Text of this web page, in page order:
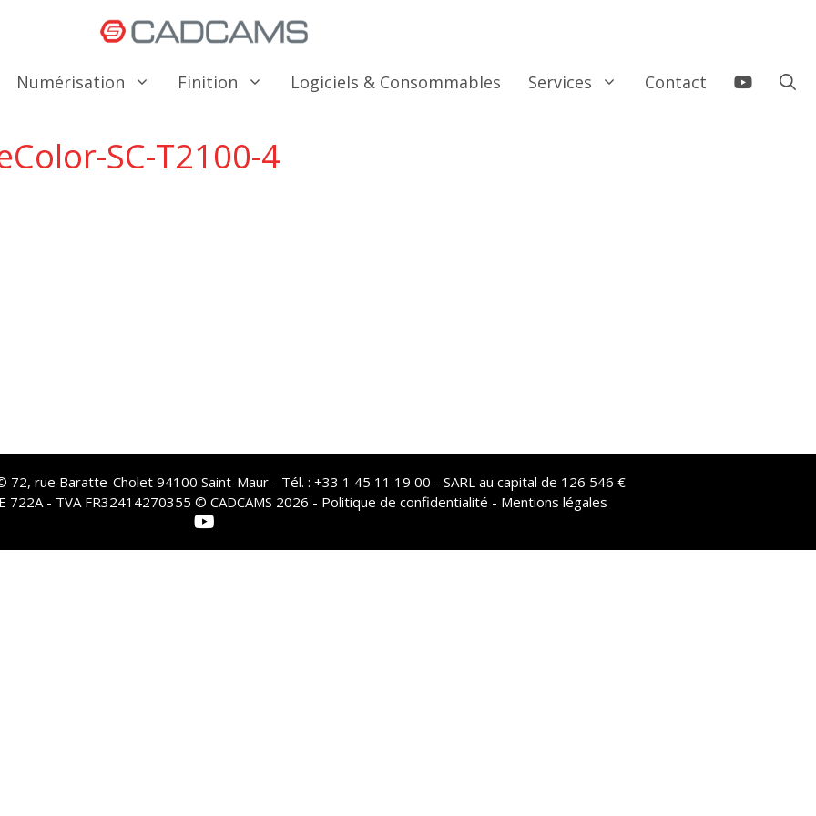
Numérisation Finition Logiciels & Consommables Services Contact
SC-T2100-4
72, rue Baratte-Cholet 94100 Saint-Maur - Tél. : +33 1 45 11 19 00 - SARL au capital de 126 546 €
722A - TVA FR32414270355 © CADCAMS 2026 - Politique de confidentialité - Mentions légales